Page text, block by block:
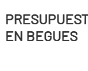
EN BEGUES